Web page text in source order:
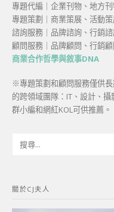
專題代編｜企業刊物、地方
專題策劃｜商業策展、活動
諮詢服務｜品牌諮詢、行銷
顧問服務｜品牌顧問、行銷
商業合作哲學與敘事DNA
※專題策劃和顧問服務僅供
的跨領域團隊：IT、設計、
群小編和網紅KOL可供推薦。
字:
關於CJ夫人